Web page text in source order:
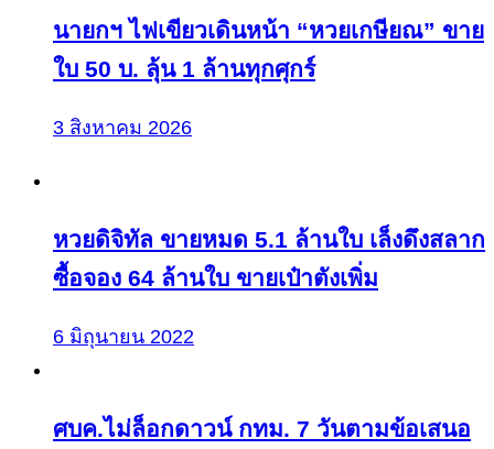
นายกฯ ไฟเขียวเดินหน้า “หวยเกษียณ” ขาย
ใบ 50 บ. ลุ้น 1 ล้านทุกศุกร์
3 สิงหาคม 2026
หวยดิจิทัล ขายหมด 5.1 ล้านใบ เล็งดึงสลาก
ซื้อจอง 64 ล้านใบ ขายเป๋าตังเพิ่ม
6 มิถุนายน 2022
ศบค.ไม่ล็อกดาวน์ กทม. 7 วันตามข้อเสนอ